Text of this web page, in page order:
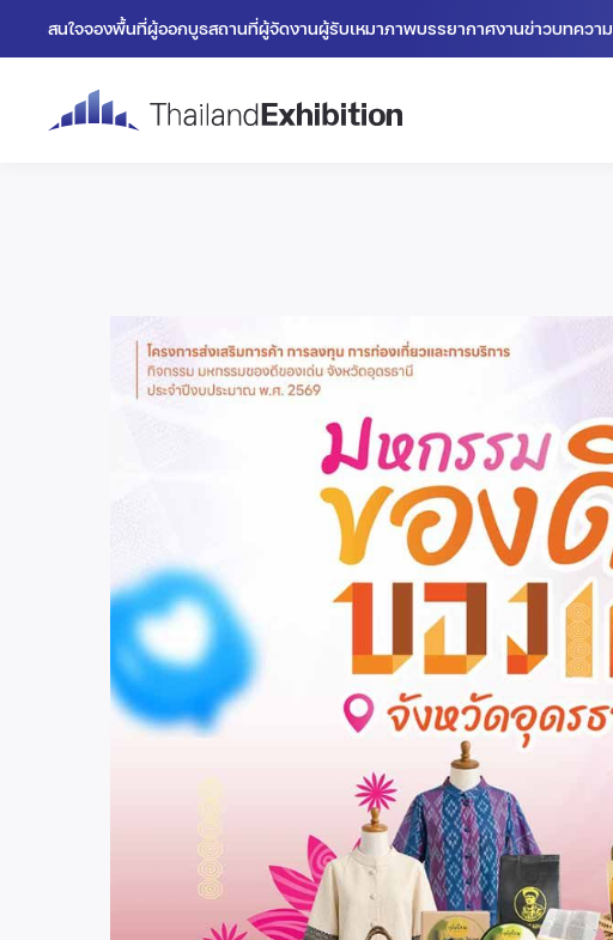
สนใจจองพื้นที่ผู้ออกบูธสถานที่ผู้จัดงานผู้รับเหมาภาพบรรยากาศงานข่าวบทความ